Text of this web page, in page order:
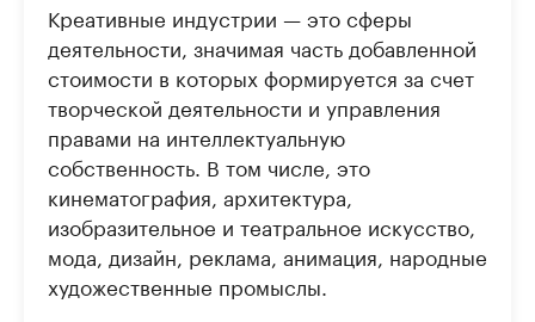
Креативные индустрии — это сферы
деятельности, значимая часть добавленной
стоимости в которых формируется за счет
творческой деятельности и управления
правами на интеллектуальную
собственность. В том числе, это
кинематография, архитектура,
изобразительное и театральное искусство,
мода, дизайн, реклама, анимация, народные
художественные промыслы.